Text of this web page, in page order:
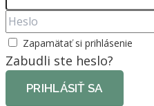
Zapamätať si prihlásenie
Zabudli ste heslo?
PRIHLÁSIŤ SA